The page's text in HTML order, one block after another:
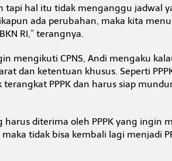
tapi hal itu tidak menganggu jadwal
ada perubahan, maka kita
RI,” terangnya.
mengikuti CPNS, Andi mengaku
dan ketentuan khusus. Seperti
PPPK dan harus siap
harus diterima oleh PPPK yang ingin
tidak bisa kembali lagi menjadi